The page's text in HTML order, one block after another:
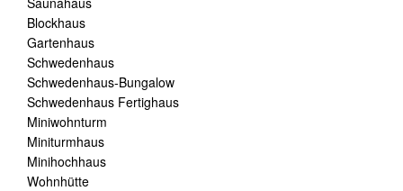
Blockhaus
Gartenhaus
Schwedenhaus
Schwedenhaus-Bungalow
Schwedenhaus Fertighaus
Miniwohnturm
Miniturmhaus
Minihochhaus
Wohnhütte